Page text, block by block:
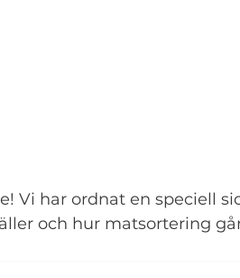
Vi har ordnat en speciell
och hur matsortering